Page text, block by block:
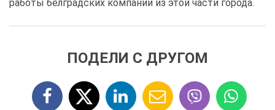
работы белградских компаний из этой части города.
ПОДЕЛИ С ДРУГОМ